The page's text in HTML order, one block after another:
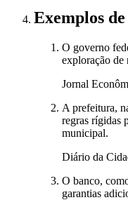
Exemplos de
O governo
exploração de
Jornal
A prefeitura,
regras rígidas
municipal.
Diário da
O banco,
garantias